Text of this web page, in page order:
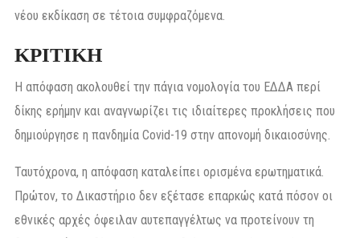
νέου εκδίκαση σε τέτοια συμφραζόμενα.
ΚΡΙΤΙΚΗ
Η απόφαση ακολουθεί την πάγια νομολογία του ΕΔΔΑ περί
δίκης ερήμην και αναγνωρίζει τις ιδιαίτερες προκλήσεις που
δημιούργησε η πανδημία Covid-19 στην απονομή δικαιοσύνης.
Ταυτόχρονα, η απόφαση καταλείπει ορισμένα ερωτηματικά.
Πρώτον, το Δικαστήριο δεν εξέτασε επαρκώς κατά πόσον οι
εθνικές αρχές όφειλαν αυτεπαγγέλτως να προτείνουν τη